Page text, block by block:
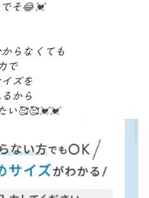
そ😂💓
らなくても
で
ズを
から
い🥰🥰💓💓